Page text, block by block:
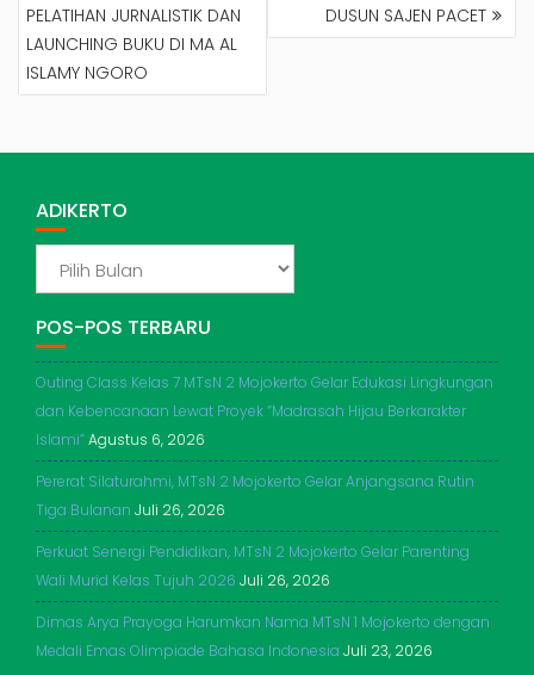
PELATIHAN JURNALISTIK DAN
LAUNCHING BUKU DI MA AL
ISLAMY NGORO
DUSUN SAJEN PACET
ADIKERTO
POS-POS TERBARU
Outing Class Kelas 7 MTsN 2 Mojokerto Gelar Edukasi Lingkungan
dan Kebencanaan Lewat Proyek “Madrasah Hijau Berkarakter
Islami”Agustus 6, 2026
Pererat Silaturahmi, MTsN 2 Mojokerto Gelar Anjangsana Rutin
Tiga Bulanan Juli 26, 2026
Perkuat Senergi Pendidikan, MTsN 2 Mojokerto Gelar Parenting
Wali Murid Kelas Tujuh 2026 Juli 26, 2026
Dimas Arya Prayoga Harumkan Nama MTsN 1 Mojokerto dengan
Medali Emas Olimpiade Bahasa Indonesia Juli 23, 2026